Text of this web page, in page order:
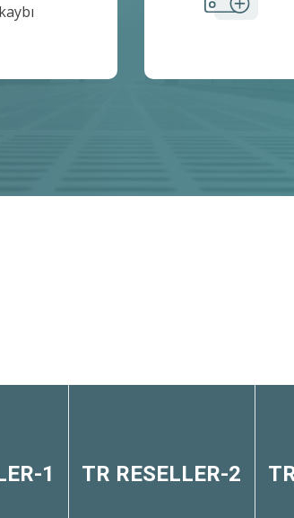
1 TR RESELLER-2